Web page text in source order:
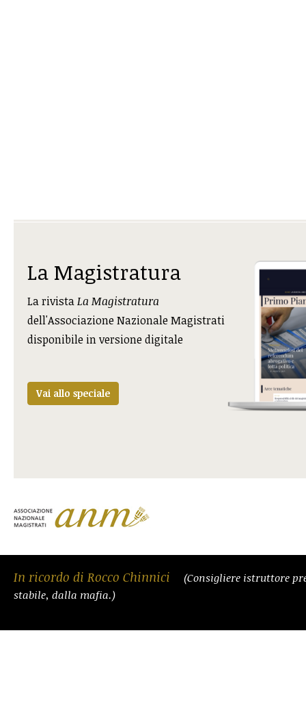
La Magistratura
La rivistaLa Magistratura
dell'Associazione Nazionale Magistrati
disponibile in versione digitale
Vai allo speciale
In ricordo di Rocco Chinnici
(Consigliere istruttore
stabile, dalla mafia.)